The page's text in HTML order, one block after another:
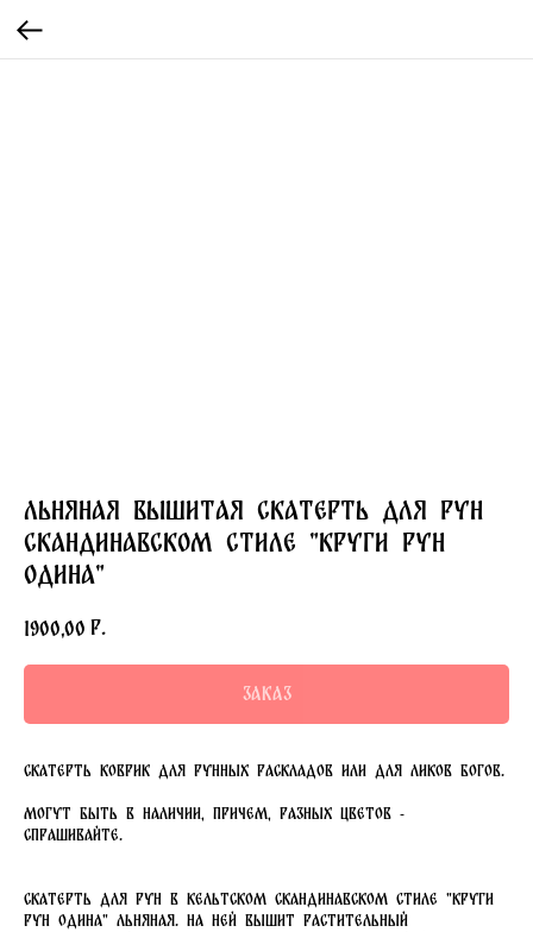
Льняная вышитая скатерть для Рун
скандинавском стиле "Круги Рун
Одина"
1900,00 р.
Заказ
Скатерть коврик для Рунных раскладов или для Ликов Богов.
Могут быть в наличии, причем, разных цветов -
спрашивайте.
Скатерть для Рун в кельтском скандинавском стиле "Круги
Рун Одина" льняная. На ней вышит растительный